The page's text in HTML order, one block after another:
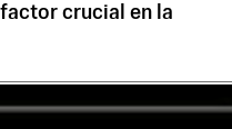
crucial en la